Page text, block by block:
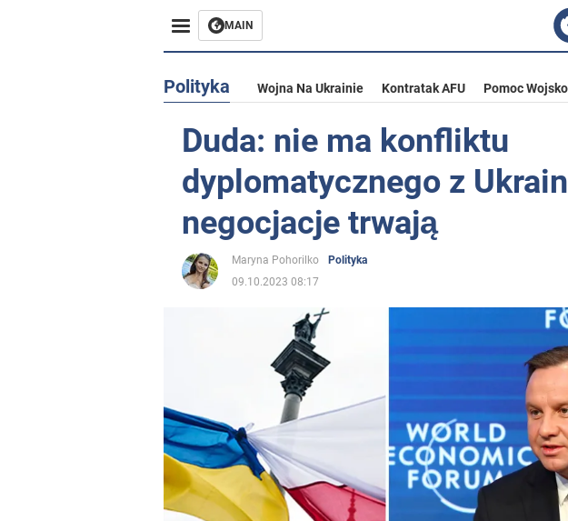
MAIN
Polityka Wojna Na Ukrainie Kontratak AFU Pomoc
Duda: nie ma konfliktu
dyplomatycznego z
negocjacje trwają
Maryna Pohorilko
Polityka
09.10.2023 08:17